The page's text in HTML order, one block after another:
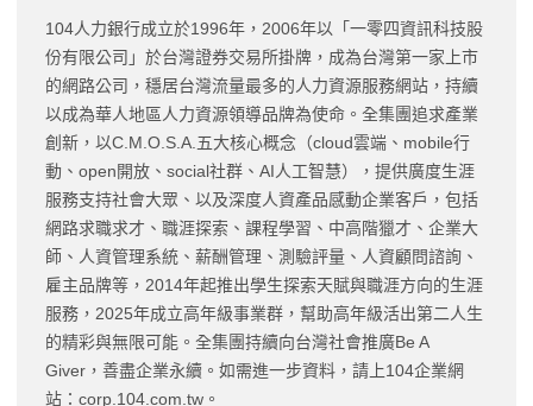
104人力銀行成立於1996年，2006年以「一零四資訊科技股
份有限公司」於台灣證券交易所掛牌，成為台灣第一家上市
的網路公司，穩居台灣流量最多的人力資源服務網站，持續
以成為華人地區人力資源領導品牌為使命。全集團追求產業
創新，以C.M.O.S.A.五大核心概念（cloud雲端、mobile行
動、open開放、social社群、AI人工智慧），提供廣度生涯
服務支持社會大眾、以及深度人資產品感動企業客戶，包括
網路求職求才、職涯探索、課程學習、中高階獵才、企業大
師、人資管理系統、薪酬管理、測驗評量、人資顧問諮詢、
雇主品牌等，2014年起推出學生探索天賦與職涯方向的生涯
服務，2025年成立高年級事業群，幫助高年級活出第二人生
的精彩與無限可能。全集團持續向台灣社會推廣Be A
Giver，善盡企業永續。如需進一步資料，請上104企業網
站：corp.104.com.tw。